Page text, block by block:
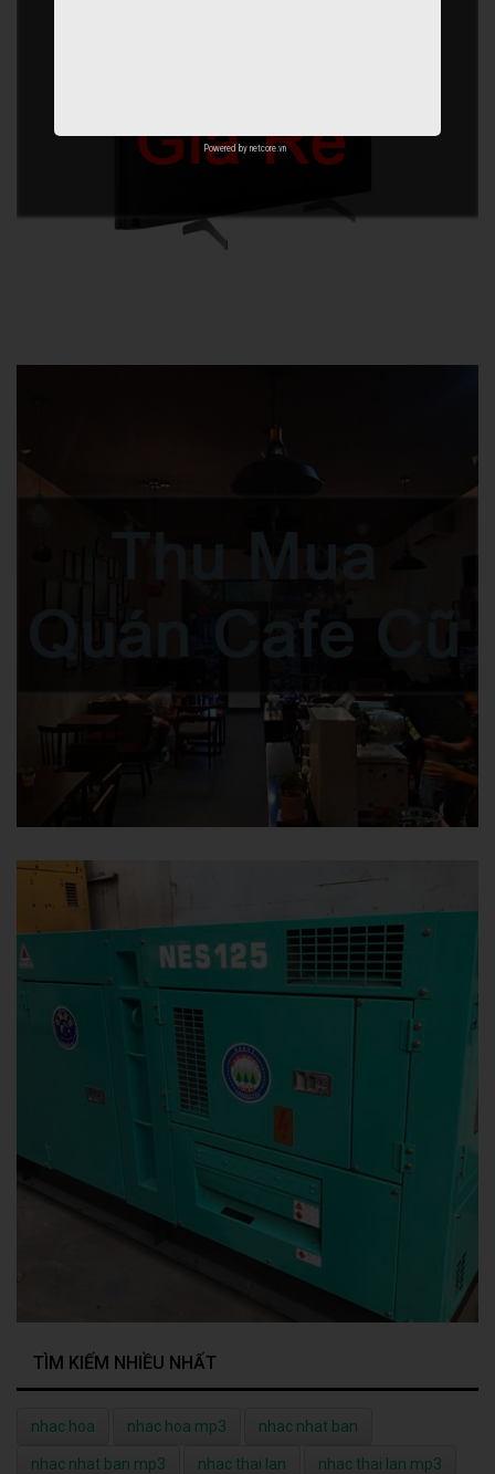
TÌM KIẾM NHIỀU NHẤT
nhac hoa nhac hoa mp3 nhac nhat ban
nhac nhat ban mp3 nhac thai lan nhac thai lan mp3
Powered by netcore.vn